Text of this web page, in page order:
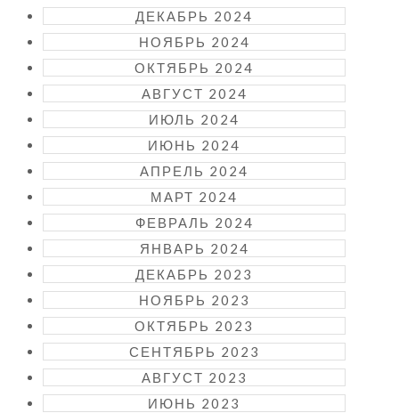
ДЕКАБРЬ 2024
НОЯБРЬ 2024
ОКТЯБРЬ 2024
АВГУСТ 2024
ИЮЛЬ 2024
ИЮНЬ 2024
АПРЕЛЬ 2024
МАРТ 2024
ФЕВРАЛЬ 2024
ЯНВАРЬ 2024
ДЕКАБРЬ 2023
НОЯБРЬ 2023
ОКТЯБРЬ 2023
СЕНТЯБРЬ 2023
АВГУСТ 2023
ИЮНЬ 2023